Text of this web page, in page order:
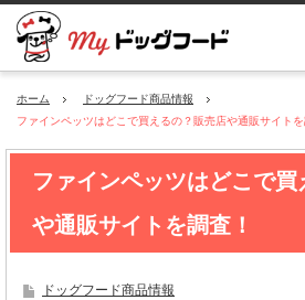
ホーム
ドッグフード商品情報
ファインペッツはどこで買えるの？販売店や通販サイトを
ファインペッツはどこで
や通販サイトを調査！
ドッグフード商品情報